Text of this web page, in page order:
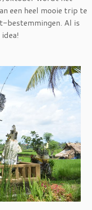
een heel mooie trip te
bestemmingen. Al is